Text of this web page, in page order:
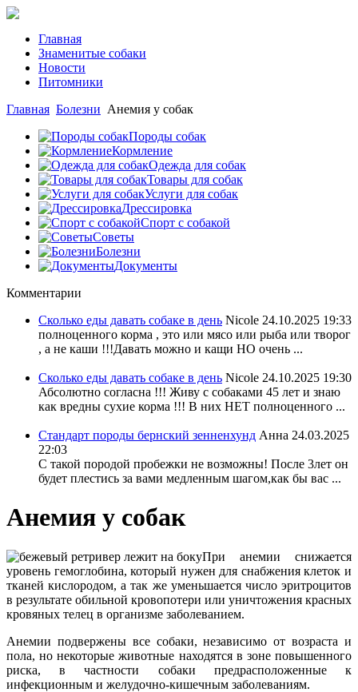
Главная
Знаменитые собаки
Новости
Питомники
Главная Болезни Анемия у собак
Породы собак
Кормление
Одежда для собак
Товары для собак
Услуги для собак
Дрессировка
Спорт с собакой
Советы
Болезни
Документы
Комментарии
Сколько еды давать собаке в день Nicole 24.10.2025 19:33
полноценного корма , это или мясо или рыба или творог
, а не каши !!!Давать можно и кащи НО очень ...
Сколько еды давать собаке в день Nicole 24.10.2025 19:30
Абсолютно согласна !!! Живу с собаками 45 лет и знаю
как вредны сухие корма !!! В них НЕТ полноценного ...
Стандарт породы бернский зенненхунд Анна 24.03.2025
22:03
С такой породой пробежки не возможны! После 3лет он
будет плестись за вами медленным шагом,как бы вас ...
Анемия у собак
При анемии снижается
уровень гемоглобина, который нужен для снабжения клеток и
тканей кислородом, а так же уменьшается число эритроцитов
в результате обильной кровопотери или уничтожения красных
кровяных телец в организме заболеванием.
Анемии подвержены все собаки, независимо от возраста и
пола, но некоторые животные находятся в зоне повышенного
риска, в частности собаки предрасположенные к
инфекционным и желудочно-кишечным заболеваниям.